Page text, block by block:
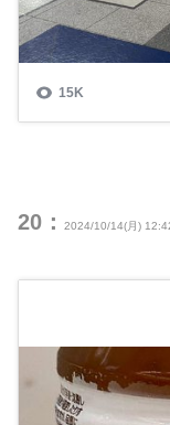
20： 2024/10/14(月)